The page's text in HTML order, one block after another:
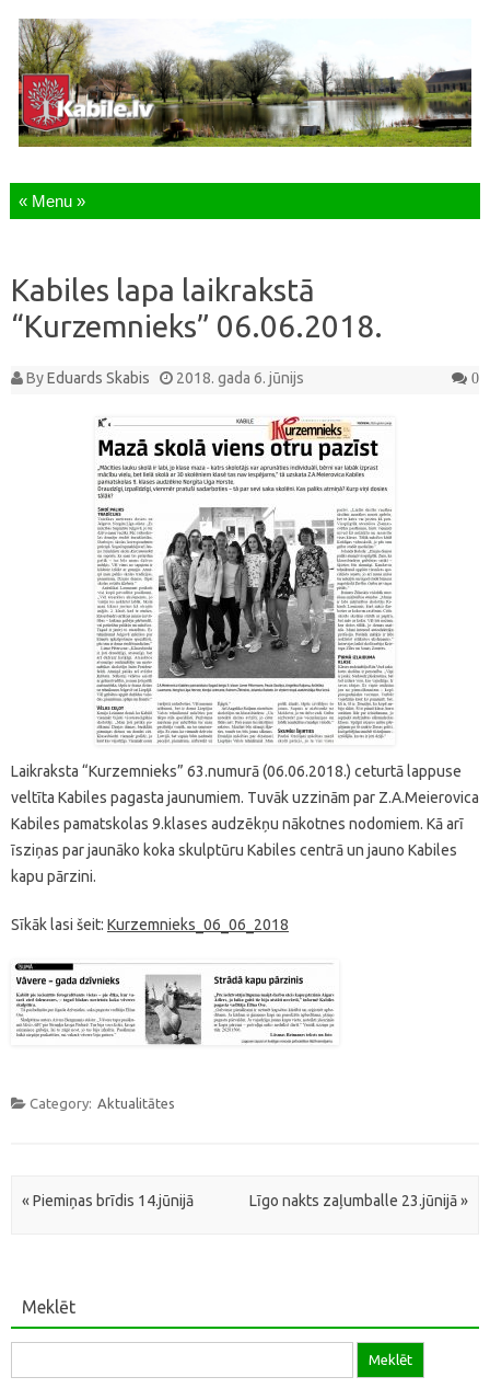
Skip to content
Kabiles lapa laikrakstā
“Kurzemnieks” 06.06.2018.
ByEduards Skabis 2018. gada 6. jūnijs 0
Laikraksta “Kurzemnieks” 63.numurā (06.06.2018.) ceturtā lappuse
veltīta Kabiles pagasta jaunumiem. Tuvāk uzzinām par Z.A.Meierovica
Kabiles pamatskolas 9.klases audzēkņu nākotnes nodomiem. Kā arī
īsziņas par jaunāko koka skulptūru Kabiles centrā un jauno Kabiles
kapu pārzini.
Sīkāk lasi šeit: Kurzemnieks_06_06_2018
Category: Aktualitātes
Post navigation
«Piemiņas brīdis 14.jūnijā Līgo nakts zaļumballe 23.jūnijā»
Meklēt